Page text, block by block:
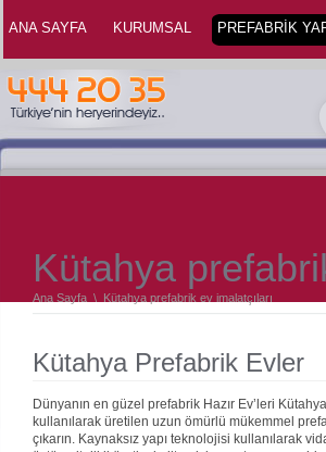
ANA SAYFA KURUMSAL PREFABRİK
Kütahya
Ana Sayfa \ Kütahya prefabrik ev imalatçıları
Kütahya Prefabrik Evler
Dünyanın en güzel prefabrik Hazır Ev’leri
kullanılarak üretilen uzun ömürlü mükemmel
çıkarın. Kaynaksız yapı teknolojisi kullanılarak